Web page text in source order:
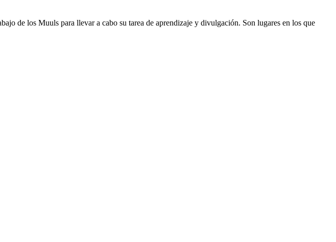
de los Muuls para llevar a cabo su tarea de aprendizaje y divulgación. Son lugares en los que